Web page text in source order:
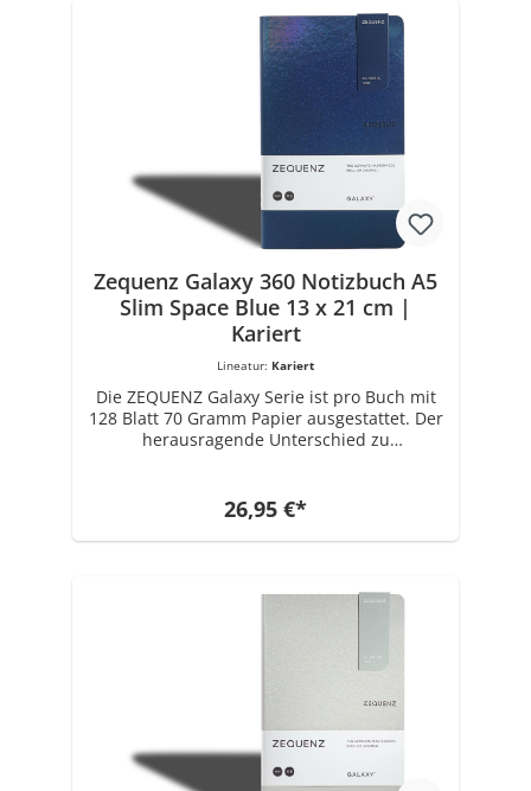
Zequenz Galaxy 360 Notizbuch A5
Slim Space Blue 13 x 21 cm |
Kariert
Lineatur: Kariert
Die ZEQUENZ Galaxy Serie ist pro Buch mit
128 Blatt 70 Gramm Papier ausgestattet. Der
herausragende Unterschied zu
Bindetechnik: Wodurch das Buch echte 360
Grad aufschlagbar ist und dabei eine hohe
Stabilität des Buchrückens gewährleistet.
Magnethalter Lesezeichen geliefert. Dieses
ist flexibel gearbeitet und rundet das Set ab.
ZEQUENZ mit einzigartigen und innovativen
Produkten für Büro- und Schreibwaren
erschaffen, einem führenden Unternehmen
für Spezialpapierherstellung seit 1989.
Getrieben von der Inspiration des kreativen
26,95 €*